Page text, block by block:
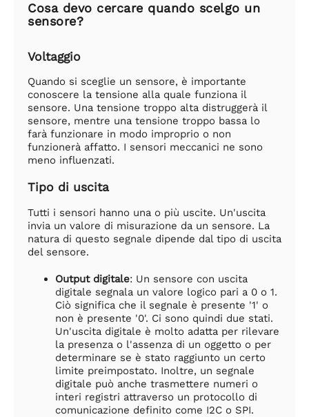
Cosa devo cercare quando scelgo un
sensore?
Voltaggio
Quando si sceglie un sensore, è importante
conoscere la tensione alla quale funziona il
sensore. Una tensione troppo alta distruggerà il
sensore, mentre una tensione troppo bassa lo
farà funzionare in modo improprio o non
funzionerà affatto. I sensori meccanici ne sono
meno influenzati.
Tipo di uscita
Tutti i sensori hanno una o più uscite. Un'uscita
invia un valore di misurazione da un sensore. La
natura di questo segnale dipende dal tipo di uscita
del sensore.
Output digitale: Un sensore con uscita
digitale segnala un valore logico pari a 0 o 1.
Ciò significa che il segnale è presente '1' o
non è presente '0'. Ci sono quindi due stati.
Un'uscita digitale è molto adatta per rilevare
la presenza o l'assenza di un oggetto o per
determinare se è stato raggiunto un certo
limite preimpostato. Inoltre, un segnale
digitale può anche trasmettere numeri o
interi registri attraverso un protocollo di
comunicazione definito come I2C o SPI.